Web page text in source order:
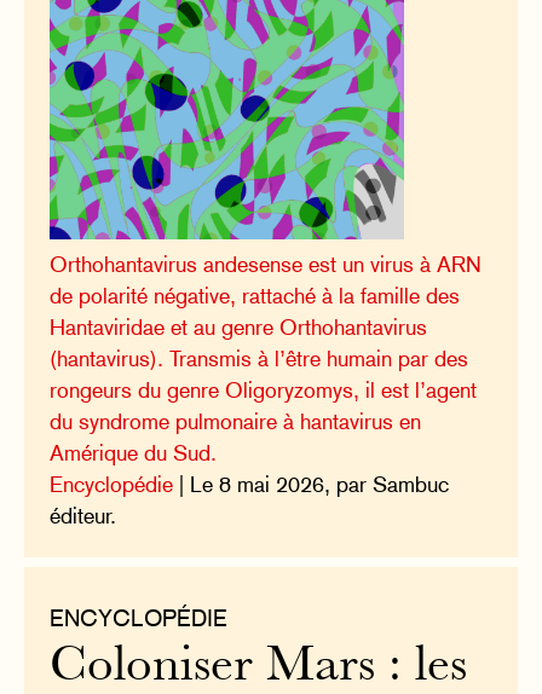
Orthohantavirus andesense est un virus à ARN
de polarité négative, rattaché à la famille des
Hantaviridae et au genre Orthohantavirus
(hantavirus). Transmis à l’être humain par des
rongeurs du genre Oligoryzomys, il est l’agent
du syndrome pulmonaire à hantavirus en
Amérique du Sud.
Encyclopédie | Le 8 mai 2026, par Sambuc
éditeur.
ENCYCLOPÉDIE
Coloniser Mars : les